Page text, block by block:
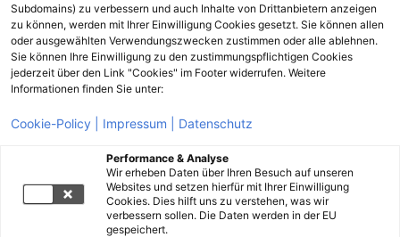
Subdomains) zu verbessern und auch Inhalte von Drittanbietern anzeigen
zu können, werden mit Ihrer Einwilligung Cookies gesetzt. Sie können allen
oder ausgewählten Verwendungszwecken zustimmen oder alle ablehnen.
Sie können Ihre Einwilligung zu den zustimmungspflichtigen Cookies
jederzeit über den Link "Cookies" im Footer widerrufen. Weitere
Informationen finden Sie unter:
Cookie-Policy | Impressum | Datenschutz
Performance & Analyse
Wir erheben Daten über Ihren Besuch auf unseren
Websites und setzen hierfür mit Ihrer Einwilligung
Cookies. Dies hilft uns zu verstehen, was wir
verbessern sollen. Die Daten werden in der EU
gespeichert.